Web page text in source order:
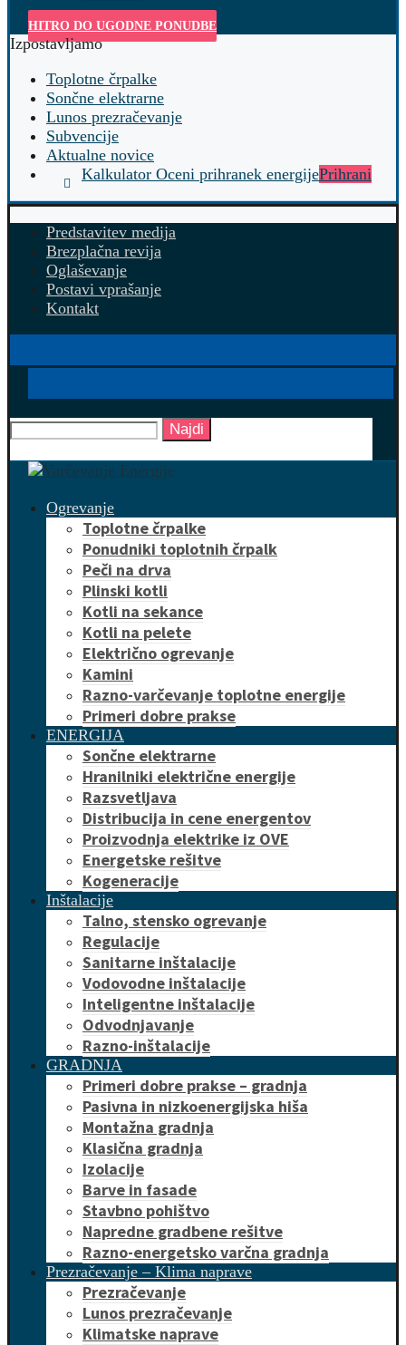
HITRO DO UGODNE PONUDBE
Izpostavljamo
Toplotne črpalke
Sončne elektrarne
Lunos prezračevanje
Subvencije
Aktualne novice
Kalkulator Oceni prihranek energijePrihrani
Predstavitev medija
Brezplačna revija
Oglaševanje
Postavi vprašanje
Kontakt
Najdi
Ogrevanje
Toplotne črpalke
Ponudniki toplotnih črpalk
Peči na drva
Plinski kotli
Kotli na sekance
Kotli na pelete
Električno ogrevanje
Kamini
Razno-varčevanje toplotne energije
Primeri dobre prakse
ENERGIJA
Sončne elektrarne
Hranilniki električne energije
Razsvetljava
Distribucija in cene energentov
Proizvodnja elektrike iz OVE
Energetske rešitve
Kogeneracije
Inštalacije
Talno, stensko ogrevanje
Regulacije
Sanitarne inštalacije
Vodovodne inštalacije
Inteligentne inštalacije
Odvodnjavanje
Razno-inštalacije
GRADNJA
Primeri dobre prakse – gradnja
Pasivna in nizkoenergijska hiša
Montažna gradnja
Klasična gradnja
Izolacije
Barve in fasade
Stavbno pohištvo
Napredne gradbene rešitve
Razno-energetsko varčna gradnja
Prezračevanje – Klima naprave
Prezračevanje
Lunos prezračevanje
Klimatske naprave